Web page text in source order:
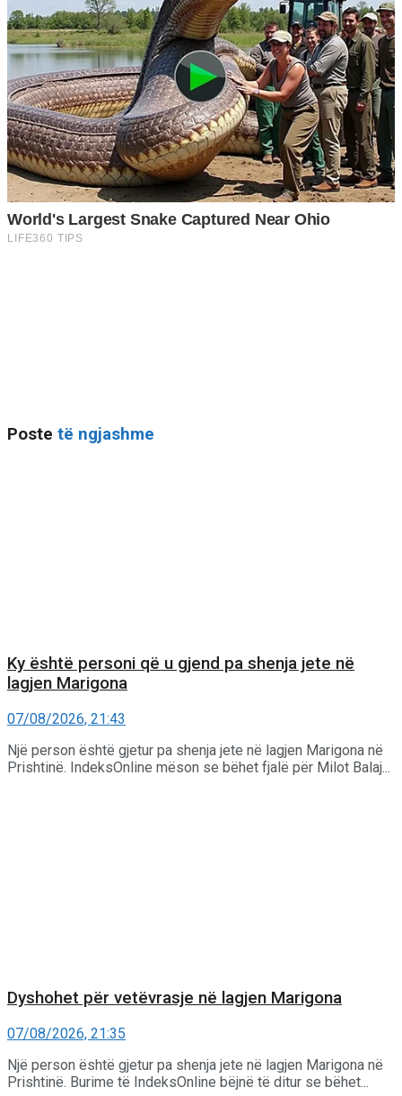
Poste të ngjashme
Ky është personi që u gjend pa shenja jete në
lagjen Marigona
07/08/2026, 21:43
Një person është gjetur pa shenja jete në lagjen Marigona në
Prishtinë. IndeksOnline mëson se bëhet fjalë për Milot Balaj...
Dyshohet për vetëvrasje në lagjen Marigona
07/08/2026, 21:35
Një person është gjetur pa shenja jete në lagjen Marigona në
Prishtinë. Burime të IndeksOnline bëjnë të ditur se bëhet...